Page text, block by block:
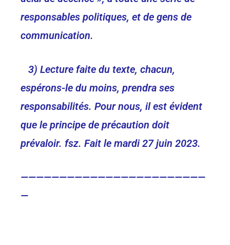
responsables politiques, et de gens de
communication.
3) Lecture faite du texte, chacun,
espérons-le du moins, prendra ses
responsabilités. Pour nous, il est évident
que le principe de précaution doit
prévaloir. fsz. Fait le mardi 27 juin 2023.
————————————————————————
—